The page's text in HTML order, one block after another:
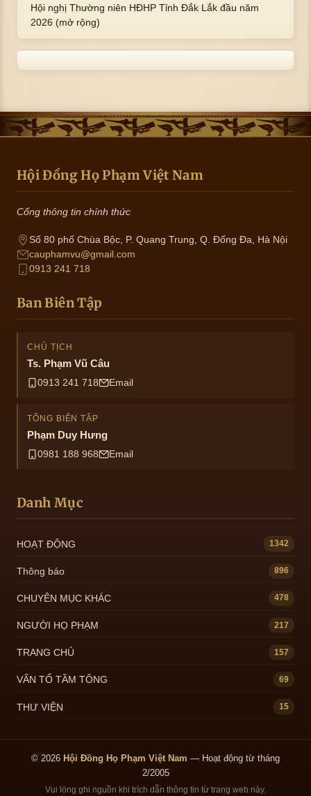
Hội nghị Thường niên HĐHP Tỉnh Đắk Lắk đầu năm
2026 (mở rộng)
Hội Đồng Họ Phạm Việt Nam
Cổng thông tin chính thức
Số 80 phố Chùa Bộc, P. Quang Trung, Q. Đống Đa, Hà Nội
cauphamvu@gmail.com
0913 241 718
Ban Biên Tập
CHỦ TỊCH
Ts. Phạm Vũ Câu
0913 241 718 Email
TỔNG BIÊN TẬP
Phạm Duy Hưng
0981 188 968 Email
Danh Mục
HOẠT ĐỘNG 1342
Thông báo 896
CHUYÊN MỤC KHÁC 478
NGƯỜI HỌ PHẠM 217
TRANG CHỦ 157
VẤN TỔ TẦM TÔNG 69
THƯ VIỆN 15
© 2026 Hội Đồng Họ Phạm Việt Nam — Hoạt động từ tháng
2/2005
Vui lòng ghi nguồn khi trích dẫn thông tin từ trang web này.